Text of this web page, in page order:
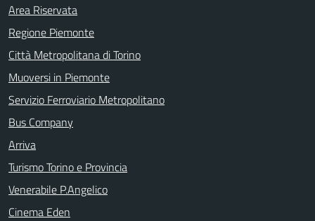
Area Riservata
Regione Piemonte
Città Metropolitana di Torino
Muoversi in Piemonte
Servizio Ferroviario Metropolitano
Bus Company
Arriva
Turismo Torino e Provincia
Venerabile P.Angelico
Cinema Eden